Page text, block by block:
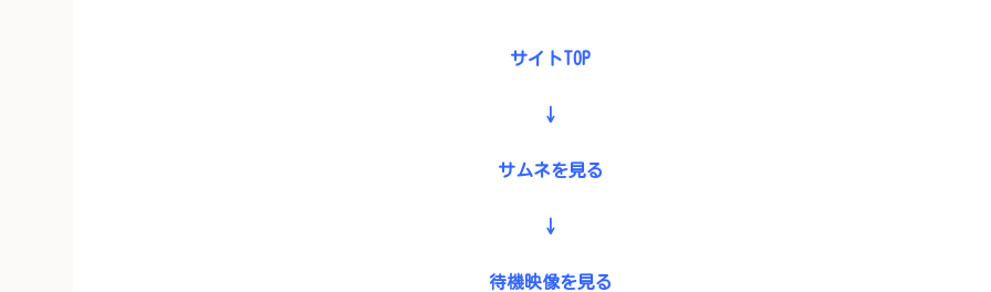
サイトTOP
↓
サムネを見る
↓
待機映像を見る